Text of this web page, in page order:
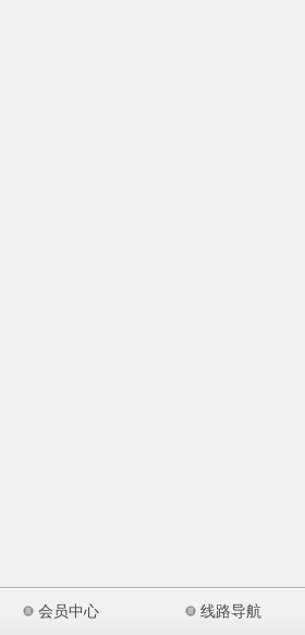
会员中心 线路导航